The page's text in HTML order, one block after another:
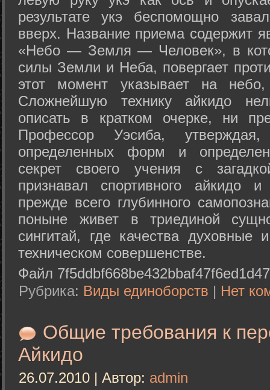
результате укэ беспомощно
вверх. Название приема содержит
«Небо — Земля — Человек», в
силы Земли и Неба, повергает
этот момент указывает на
Сложнейшую технику айкидо
описать в кратком очерке, ни
Профессор Уэсиба,
определенных форм и
секрет своего учения с
признавал спортивного айкидо
прежде всего глубинного
поныне живет в триединой
сингитай, где качества духовные
техническом совершенстве.
Файл
Рубрика: Виды единоборств | Нет
Общие требования к
Айкидо
26.07.2010 | Автор: admin